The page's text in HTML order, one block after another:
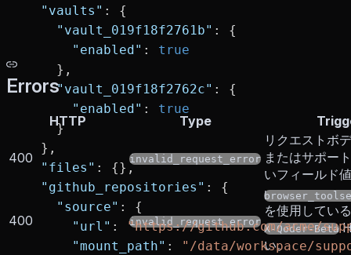
  "vaults"
: {
    "vault_019f18f2761b"
: {
      "enabled"
: true
    },
    "vault_019f18f2762c"
: {
      "enabled"
: true
    }
  },
  "files"
: {},
  "github_repositories"
: {
    "source"
: {
      "url"
:
"https://github.com/acme/
      "mount_path"
:
"/data/workspace/
Errors
HTTP Type
400 invalid_request_error
リクエストボ
またはサポー
いフィールド
400 invalid_request_error
を使用してい
X-Qoder-Beta
い。